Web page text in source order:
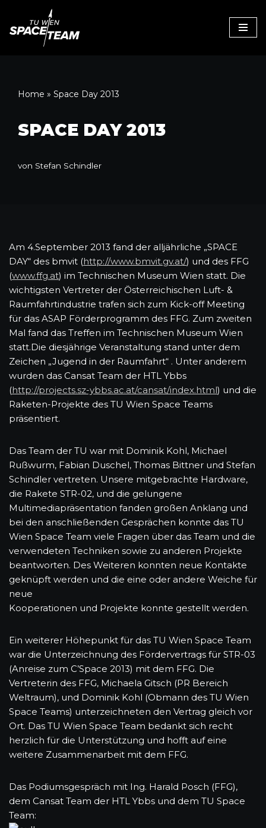
Zum
Home » Space Day 2013
SPACE DAY 2013
von Stefan Schindler
Am 4.September 2013 fand der alljährliche „SPACE
DAY“ des bmvit (http://www.bmvit.gv.at/) und des FFG
(www.ffg.at) im Technischen Museum Wien statt. Die
wichtigsten Vertreter der Österreichischen Luft- &
Raumfahrtindustrie trafen sich zum Kick-off Meeting
für das ASAP Förderprogramm des FFG. Zum zweiten
Mal fand das Treffen im Technischen Museum Wien
statt.Die diesjährige Veranstaltung stand unter dem
Zeichen „Jugend in der Raumfahrt“ . Unter anderem
wurden das Cansat Team der HTL Ybbs
(http://projects.sz-ybbs.ac.at/cansat/index.html) und die
Raketen-Projekte des TU Wien Space Teams
präsentiert.
Das Team der TU war mit Dominik Kohl, Michael
Rußwurm, Fabian Duschel, Thomas Bittner und Stefan
Schindler vertreten. Unsere mitgebrachte Hardware,
die Rakete STR-02, und die gelungene
Multimediapräsentation fanden großen Anklang und
bei den anschließenden Gesprächen konnte das TU
Wien Space Team viele Fragen über das Team und die
verwendeten Techniken sowie zu anderen Projekte
beantworten. Des Weiteren konnten neue Kontakte
geknüpft werden und die eine oder andere Weiche für
neue
Kooperationen und Projekte konnte gestellt werden.
Ein weiterer Höhepunkt für das TU Wien Space Team
war die Unterzeichnung des Fördervertrags für STR-03
(Anreise zum C’Space 2013) mit dem FFG. Die
Vertreterin des FFG, Michaela Gitsch (PR Bereich
Weltraum), und Dominik Kohl (Obmann des TU Wien
Space Teams) unterzeichneten den Vertrag gleich vor
Ort. Das TU Wien Space Team bedankt sich recht
herzlich für die Unterstützung und hofft auf eine
weitere Zusammenarbeit mit dem FFG.
Das Podiumsgespräch mit Ing. Harald Posch (FFG),
dem Cansat Team der HTL Ybbs und dem TU Space
Team: